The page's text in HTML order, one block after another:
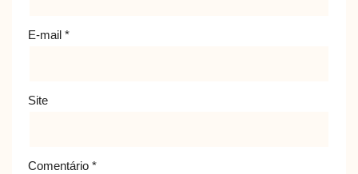
E-mail *
Site
Comentário *